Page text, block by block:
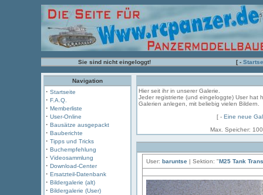
Sie sind nicht eingeloggt! [ -
Navigation
· Startseite
· F.A.Q.
· Memberliste
· User-Online
· Bausätze ausgepackt
· Bauberichte
· Tipps und Tricks
· Buchempfehlung
· Videosammlung
· Download-Center
· Ersatzteil-Datenbank
· Bildergalerie (alt)
· Bildergalerie (User)
Hier seit ihr in unserer Galerie.
Jeder registrierte (und eingeloggte) User hat
Galerien anlegen, mit beliebig vielen Bildern.
[ - Eine neue
Max. Speicher:
User: baruntse | Sektion: "M25 Tank